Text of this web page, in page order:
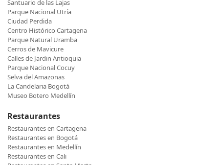
Santuario de las Lajas
Parque Nacional Utría
Ciudad Perdida
Centro Histórico Cartagena
Parque Natural Uramba
Cerros de Mavicure
Calles de Jardin Antioquia
Parque Nacional Cocuy
Selva del Amazonas
La Candelaria Bogotá
Museo Botero Medellín
Restaurantes
Restaurantes en Cartagena
Restaurantes en Bogotá
Restaurantes en Medellín
Restaurantes en Cali